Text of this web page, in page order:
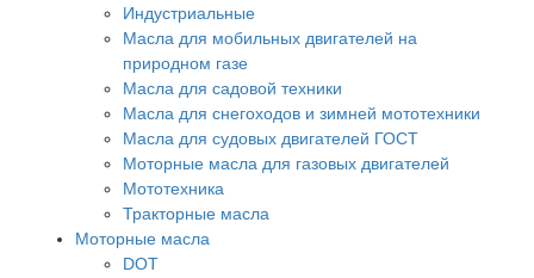
Индустриальные
Масла для мобильных двигателей на
природном газе
Масла для садовой техники
Масла для снегоходов и зимней мототехники
Масла для судовых двигателей ГОСТ
Моторные масла для газовых двигателей
Мототехника
Тракторные масла
Моторные масла
DOT